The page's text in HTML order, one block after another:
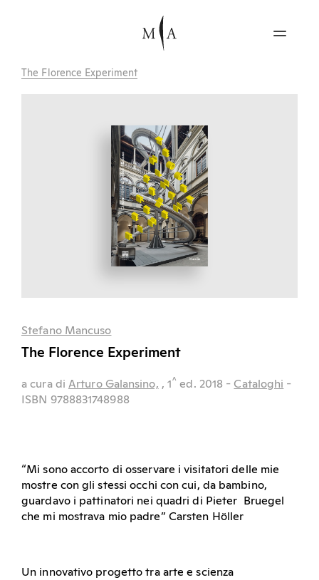
The Florence Experiment
Stefano Mancuso
The Florence Experiment
a cura di Arturo Galansino, , 1^ ed. 2018 - Cataloghi -
ISBN 9788831748988
“Mi sono accorto di osservare i visitatori delle mie
mostre con gli stessi occhi con cui, da bambino,
guardavo i pattinatori nei quadri di Pieter Bruegel
che mi mostrava mio padre” Carsten Höller
Un innovativo progetto tra arte e scienza